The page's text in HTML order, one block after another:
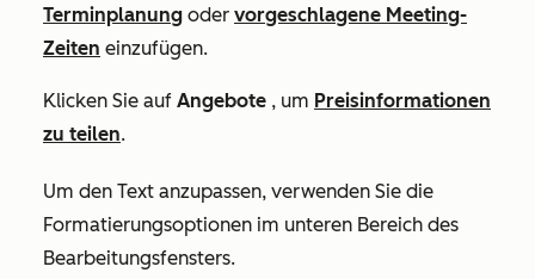
Terminplanung oder vorgeschlagene Meeting-
Zeiten einzufügen.
Klicken Sie auf Angebote , um Preisinformationen
zu teilen.
Um den Text anzupassen, verwenden Sie die
Formatierungsoptionen im unteren Bereich des
Bearbeitungsfensters.